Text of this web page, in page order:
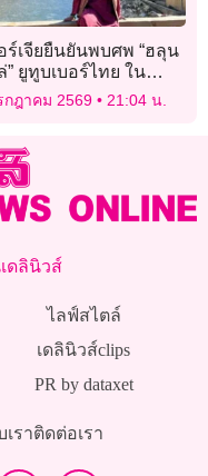
ร์เจียยืนยันพบศพ “ฮลุน
” ยูทูบเบอร์ไทย ใน
รมที่กรุงทบิลิซี
กฎาคม 2569 21:04 น.
ดลินิวส์
ไลฟ์สไตล์
เดลินิวส์clips
PR by dataxet
ราติดต่อเรา